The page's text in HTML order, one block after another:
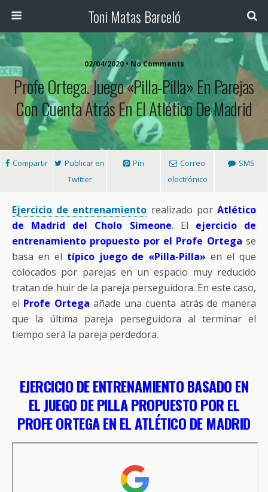
Toni Matas Barceló
02/04/2020 • No Comments
Profe Ortega. Juego «Pilla-Pilla» En Parejas
Con Cuenta Atrás En El Atlético De Madrid
Compartir
Publicar en
Twitter
Pin
Correo
electrónico
SMS
Ejercicio de entrenamiento realizado porAtlético
de Madrid del Cholo Simeone. El ejercicio de
entrenamiento propuesto por el Profe Ortega se
basa en el típico juego de «Pilla-Pilla» en el que
colocados por parejas en un espacio muy reducido
tratan de huir de la pareja perseguidora. En este caso,
el Profe Ortega añade una cuenta atrás de manera
que la última pareja perseguidora al terminar el
tiempo será la pareja perdedora.
EJERCICIO DE ENTRENAMIENTO BASADO EN
ELJUEGO DE PILLA PROPUESTO POR EL
PROFE ORTEGA EN EL ATLÉTICO DE MADRID